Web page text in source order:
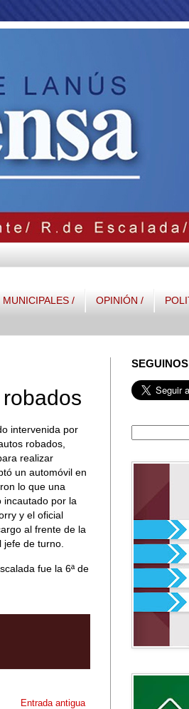
MUNICIPALES / OPINIÓN /
intervenida por
robados,
realizar
un automóvil en
lo que una
incautado por la
y el oficial
al frente de la
jefe de turno.
fue la 6ª de
Entrada antigua